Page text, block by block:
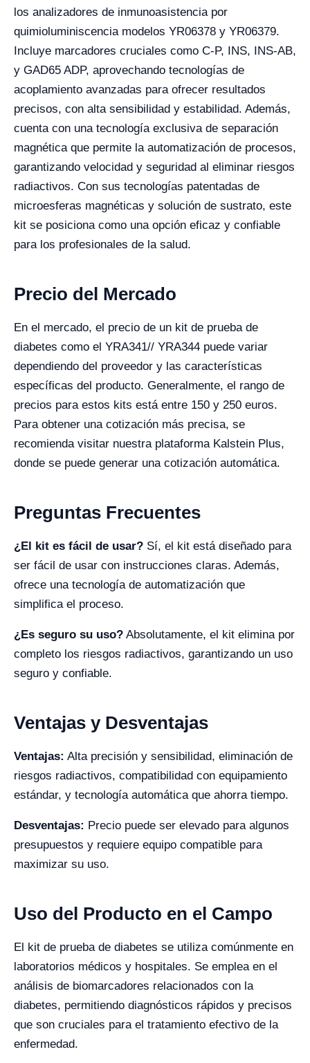
los analizadores de inmunoasistencia por
quimioluminiscencia modelos YR06378 y YR06379.
Incluye marcadores cruciales como C-P, INS, INS-AB,
y GAD65 ADP, aprovechando tecnologías de
acoplamiento avanzadas para ofrecer resultados
precisos, con alta sensibilidad y estabilidad. Además,
cuenta con una tecnología exclusiva de separación
magnética que permite la automatización de procesos,
garantizando velocidad y seguridad al eliminar riesgos
radiactivos. Con sus tecnologías patentadas de
microesferas magnéticas y solución de sustrato, este
kit se posiciona como una opción eficaz y confiable
para los profesionales de la salud.
Precio del Mercado
En el mercado, el precio de un kit de prueba de
diabetes como el YRA341// YRA344 puede variar
dependiendo del proveedor y las características
específicas del producto. Generalmente, el rango de
precios para estos kits está entre 150 y 250 euros.
Para obtener una cotización más precisa, se
recomienda visitar nuestra plataforma Kalstein Plus,
donde se puede generar una cotización automática.
Preguntas Frecuentes
¿El kit es fácil de usar? Sí, el kit está diseñado para
ser fácil de usar con instrucciones claras. Además,
ofrece una tecnología de automatización que
simplifica el proceso.
¿Es seguro su uso? Absolutamente, el kit elimina por
completo los riesgos radiactivos, garantizando un uso
seguro y confiable.
Ventajas y Desventajas
Ventajas: Alta precisión y sensibilidad, eliminación de
riesgos radiactivos, compatibilidad con equipamiento
estándar, y tecnología automática que ahorra tiempo.
Desventajas: Precio puede ser elevado para algunos
presupuestos y requiere equipo compatible para
maximizar su uso.
Uso del Producto en el Campo
El kit de prueba de diabetes se utiliza comúnmente en
laboratorios médicos y hospitales. Se emplea en el
análisis de biomarcadores relacionados con la
diabetes, permitiendo diagnósticos rápidos y precisos
que son cruciales para el tratamiento efectivo de la
enfermedad.